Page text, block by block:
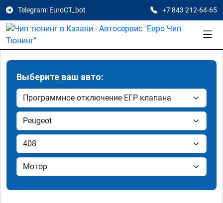
Telegram: EuroCT_bot +7 843 212-64-65
Выберите ваш авто: